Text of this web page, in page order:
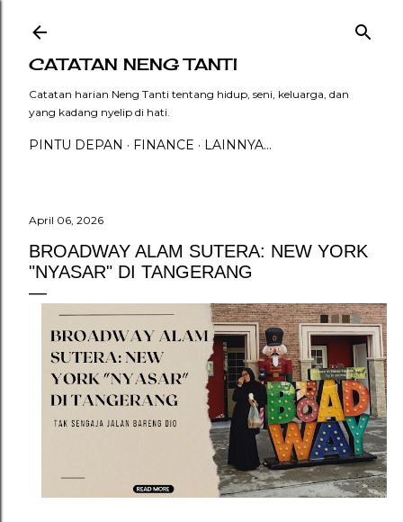
CATATAN NENG TANTI
Catatan harian Neng Tanti tentang hidup, seni, keluarga, dan
yang kadang nyelip di hati.
PINTU DEPAN FINANCE LAINNYA…
April 06, 2026
BROADWAY ALAM SUTERA: NEW YORK
"NYASAR" DI TANGERANG